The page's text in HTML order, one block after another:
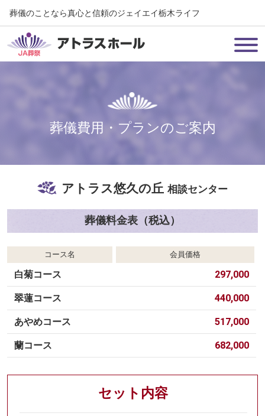
葬儀のことなら真心と信頼のジェイエイ栃木ライフ
葬儀費用・プランのご案内
アトラス悠久の丘 相談センター
葬儀料金表（税込）
コース名 会員価格
白菊コース 297,000
翠蓮コース 440,000
あやめコース 517,000
蘭コース 682,000
セット内容